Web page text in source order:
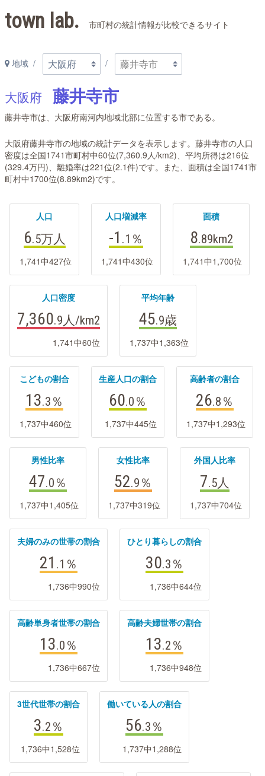
town lab. 市町村の統計情報が比較できるサイト
地域
大阪府 藤井寺市
藤井寺市は、大阪府南河内地域北部に位置する市である。
大阪府藤井寺市の地域の統計データを表示します。藤井寺市の人口
密度は全国1741市町村中60位(7,360.9人/km2)、平均所得は216位
(329.4万円)、離婚率は221位(2.1件)です。また、面積は全国1741市
町村中1700位(8.89km2)です。
人口
6.5万人
1,741中427位
人口増減率
-1 .1 ％
1,741中430位
面積
8.89km2
1,741中1,700位
人口密度
7,360.9人/km2
1,741中60位
平均年齢
45.9歳
1,737中1,363位
こどもの割合
13.3 ％
1,737中460位
生産人口の割合
60.0 ％
1,737中445位
高齢者の割合
26.8 ％
1,737中1,293位
男性比率
47.0 ％
1,737中1,405位
女性比率
52.9 ％
1,737中319位
外国人比率
7.5人
1,737中704位
夫婦のみの世帯の割合
21 .1 ％
1,736中990位
ひとり暮らしの割合
30.3 ％
1,736中644位
高齢単身者世帯の割合
13.0 ％
1,736中667位
高齢夫婦世帯の割合
13.2 ％
1,736中948位
3世代世帯の割合
3.2 ％
1,736中1,528位
働いている人の割合
56.3 ％
1,737中1,288位